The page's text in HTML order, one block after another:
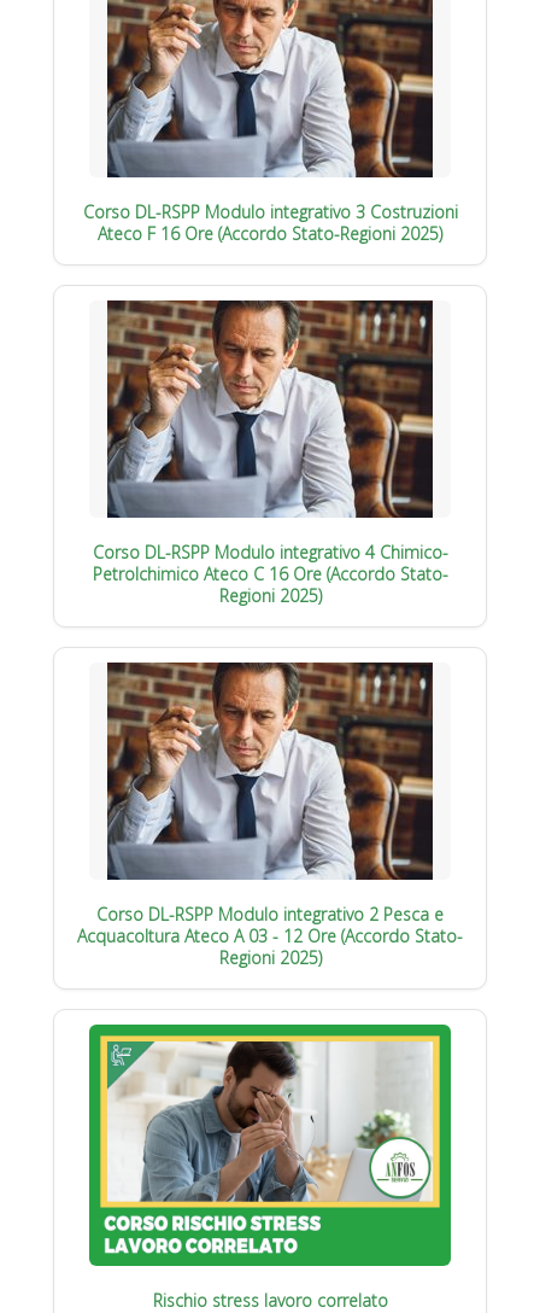
Corso DL-RSPP Modulo integrativo 3 Costruzioni
Ateco F 16 Ore (Accordo Stato-Regioni 2025)
Corso DL-RSPP Modulo integrativo 4 Chimico-
Petrolchimico Ateco C 16 Ore (Accordo Stato-
Regioni 2025)
Corso DL-RSPP Modulo integrativo 2 Pesca e
Acquacoltura Ateco A 03 - 12 Ore (Accordo Stato-
Regioni 2025)
Rischio stress lavoro correlato